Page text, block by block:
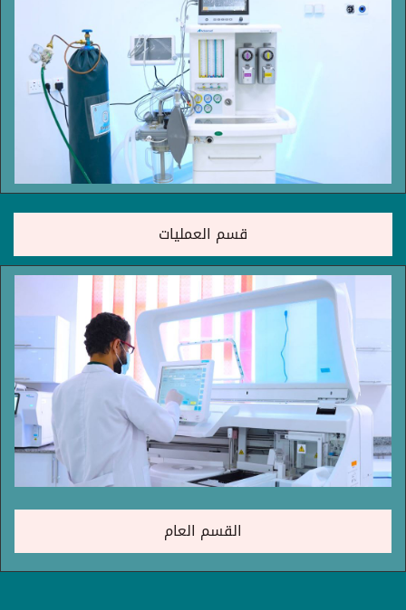
قسم العمليات
القسم العام